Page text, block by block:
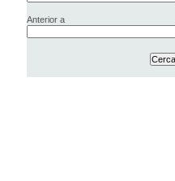
Anterior a